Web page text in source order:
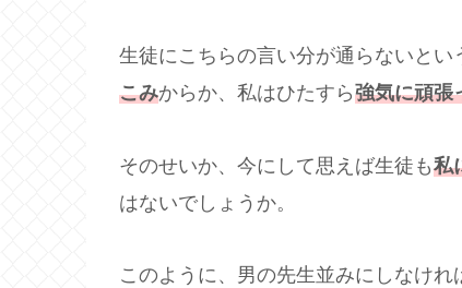
生徒にこちらの言い分が通らないとい
こみからか、私はひたすら強気に頑張
そのせいか、今にして思えば生徒も私
はないでしょうか。
このように、男の先生並みにしなけ